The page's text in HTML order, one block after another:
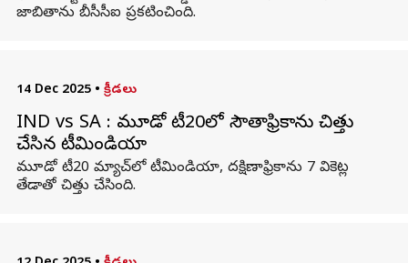
జాబితాను బీసీసీఐ ప్రకటించింది.
14 Dec 2025 • క్రీడలు
IND vs SA : మూడో టీ20లో సౌతాఫ్రికాను చిత్తు
చేసిన టీమిండియా
మూడో టీ20 మ్యాచ్‌లో టీమిండియా, దక్షిణాఫ్రికాను 7 వికెట్ల
తేడాతో చిత్తు చేసింది.